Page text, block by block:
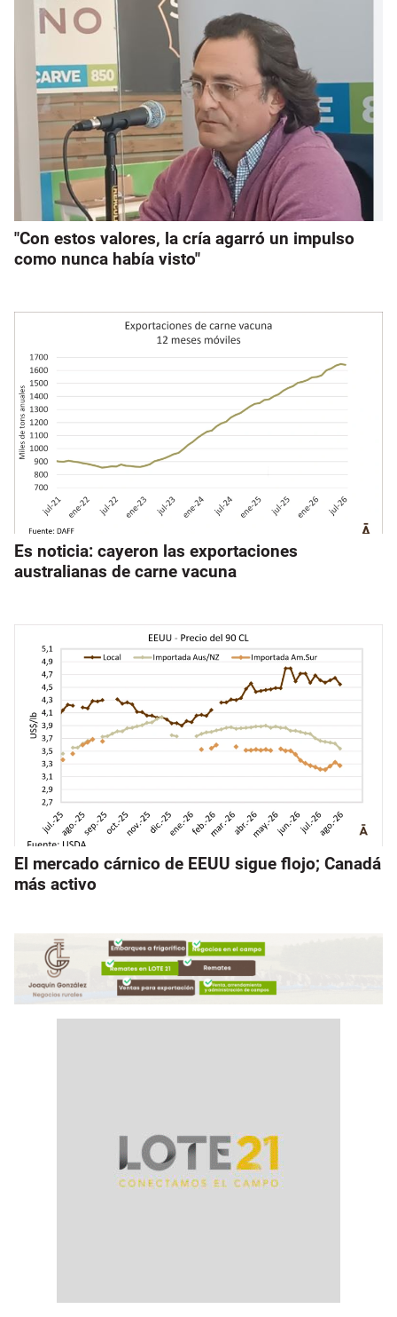
"Con estos valores, la cría agarró un impulso
como nunca había visto"
Es noticia: cayeron las exportaciones
australianas de carne vacuna
El mercado cárnico de EEUU sigue flojo; Canadá
más activo